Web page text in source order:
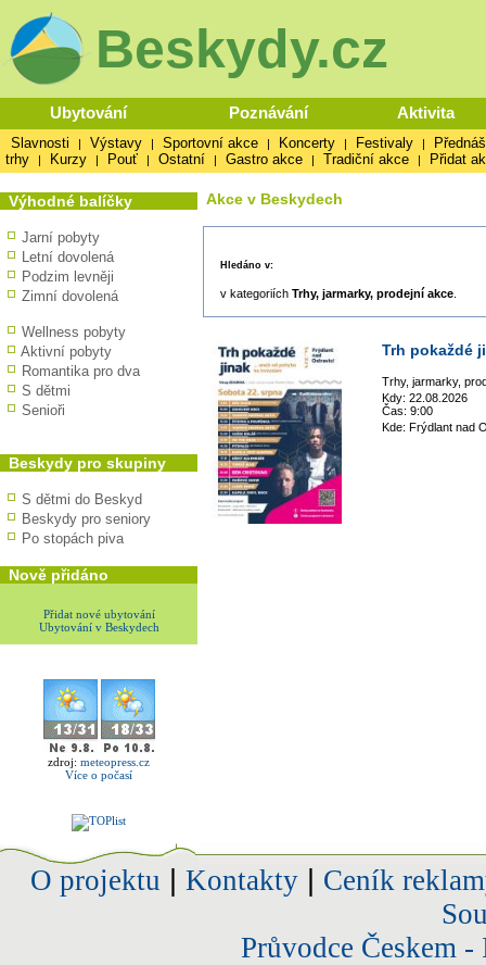
Beskydy.cz
Ubytování Poznávání Aktivita
Slavnosti | Výstavy | Sportovní akce | Koncerty | Festivaly |
trhy
| Kurzy | Pouť | Ostatní | Gastro akce | Tradiční akce | Přidat
Výhodné balíčky
Jarní pobyty
Letní dovolená
Podzim levněji
Zimní dovolená
Wellness pobyty
Aktivní pobyty
Romantika pro dva
S dětmi
Senioři
Beskydy pro skupiny
S dětmi do Beskyd
Beskydy pro seniory
Po stopách piva
Nově přidáno
Přidat nové ubytování
Ubytování v Beskydech
zdroj: meteopress.cz
Více o počasí
Akce v Beskydech
Hledáno v:
v kategoriích Trhy, jarmarky, prodejní akce.
Trh pokaždé
Trhy, jarmarky,
Kdy: 22.08.2026
Čas: 9:00
Kde: Frýdlant nad
O projektu Kontakty| Ceník
Průvodce Českem